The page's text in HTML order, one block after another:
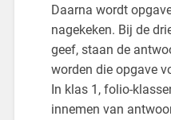
Daarna wordt
nagekeken. Bij de
geef, staan de
worden die opgave
In klas 1, folio-
innemen van